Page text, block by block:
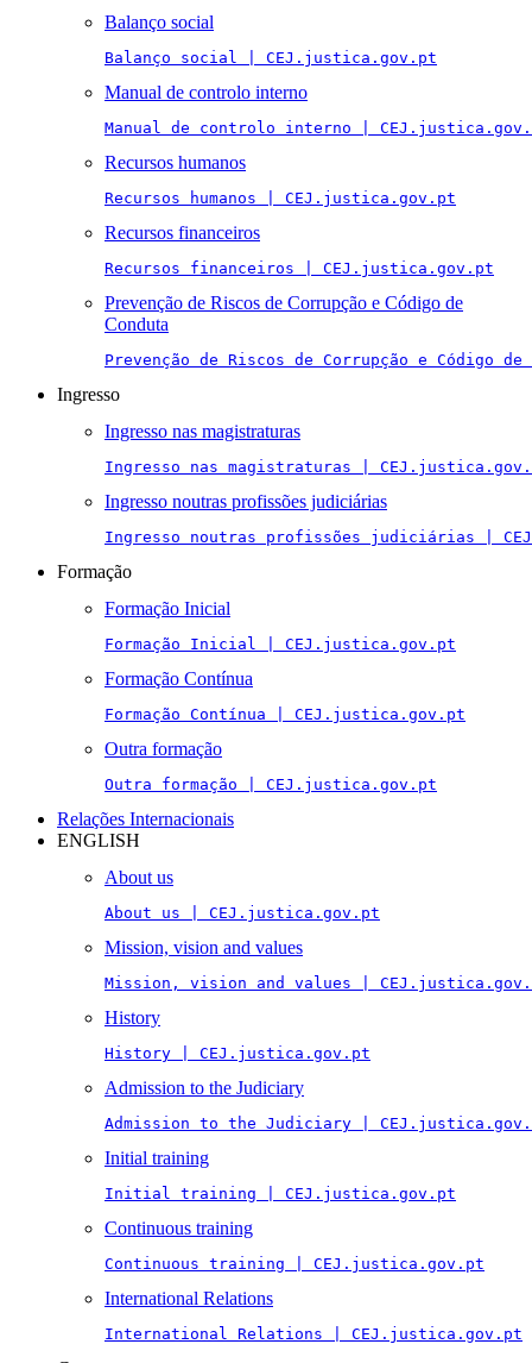
Balanço social
Balanço social | CEJ.justica.gov.pt
Manual de controlo interno
Manual de controlo interno |
Recursos humanos
Recursos humanos | CEJ.justica.gov.pt
Recursos financeiros
Recursos financeiros | CEJ.justica.gov.pt
Prevenção de Riscos de Corrupção e Código de
Conduta
Prevenção de Riscos de Corrupção e Código
Ingresso
Ingresso nas magistraturas
Ingresso nas magistraturas |
Ingresso noutras profissões judiciárias
Ingresso noutras profissões judiciárias |
Formação
Formação Inicial
Formação Inicial | CEJ.justica.gov.pt
Formação Contínua
Formação Contínua | CEJ.justica.gov.pt
Outra formação
Outra formação | CEJ.justica.gov.pt
Relações Internacionais
ENGLISH
About us
About us | CEJ.justica.gov.pt
Mission, vision and values
Mission, vision and values |
History
History | CEJ.justica.gov.pt
Admission to the Judiciary
Admission to the Judiciary |
Initial training
Initial training | CEJ.justica.gov.pt
Continuous training
Continuous training | CEJ.justica.gov.pt
International Relations
International Relations | CEJ.justica.gov.pt